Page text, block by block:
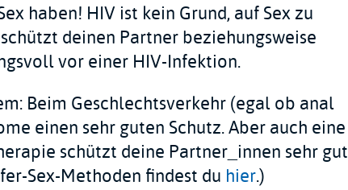
haben! HIV ist kein Grund, auf Sex zu
deinen Partner beziehungsweise
vor einer HIV-Infektion.
Beim Geschlechtsverkehr (egal ob anal
einen sehr guten Schutz. Aber auch eine
schützt deine Partner_innen sehr gut
Sex-Methoden findest du hier.)